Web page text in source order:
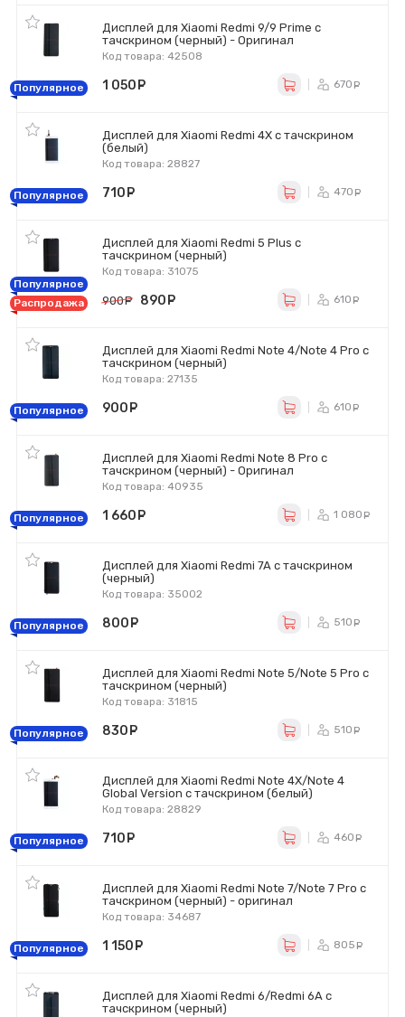
Дисплей для Xiaomi Redmi 9/9 Prime с
тачскрином (черный) - Оригинал
Код товара: 42508
Популярное 1 050 670
Дисплей для Xiaomi Redmi 4X с тачскрином
(белый)
Код товара: 28827
Популярное 710 470
Дисплей для Xiaomi Redmi 5 Plus с
тачскрином (черный)
Код товара: 31075
Популярное
Распродажа
900 руб.
890 610
Дисплей для Xiaomi Redmi Note 4/Note 4 Pro с
тачскрином (черный)
Код товара: 27135
Популярное 900 610
Дисплей для Xiaomi Redmi Note 8 Pro с
тачскрином (черный) - Оригинал
Код товара: 40935
Популярное 1 660 1 080
Дисплей для Xiaomi Redmi 7A с тачскрином
(черный)
Код товара: 35002
Популярное 800 510
Дисплей для Xiaomi Redmi Note 5/Note 5 Pro с
тачскрином (черный)
Код товара: 31815
Популярное 830 510
Дисплей для Xiaomi Redmi Note 4X/Note 4
Global Version с тачскрином (белый)
Код товара: 28829
Популярное 710 460
Дисплей для Xiaomi Redmi Note 7/Note 7 Pro с
тачскрином (черный) - оригинал
Код товара: 34687
Популярное 1 150 805
Дисплей для Xiaomi Redmi 6/Redmi 6A с
тачскрином (черный)